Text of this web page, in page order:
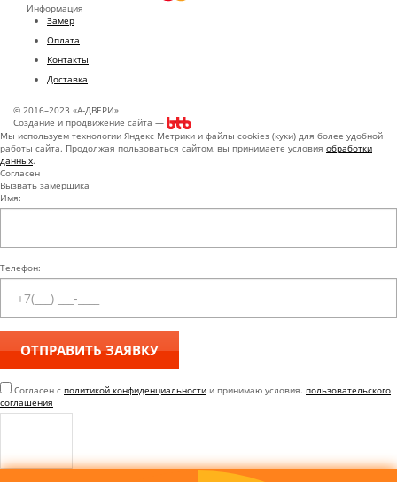
Информация
Замер
Оплата
Контакты
Доставка
© 2016–2023 «А-ДВЕРИ»
Создание и продвижение сайта —
Мы используем технологии Яндекс Метрики и файлы cookies (куки) для более удобной
работы сайта. Продолжая пользоваться сайтом, вы принимаете условия обработки
данных.
Согласен
Вызвать замерщика
Имя:
Телефон:
Согласен с политикой конфиденциальности и принимаю условия. пользовательского
соглашения